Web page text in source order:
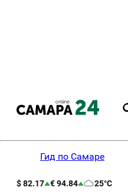
Гид по Самаре
$ 82.17 € 94.84 25°C